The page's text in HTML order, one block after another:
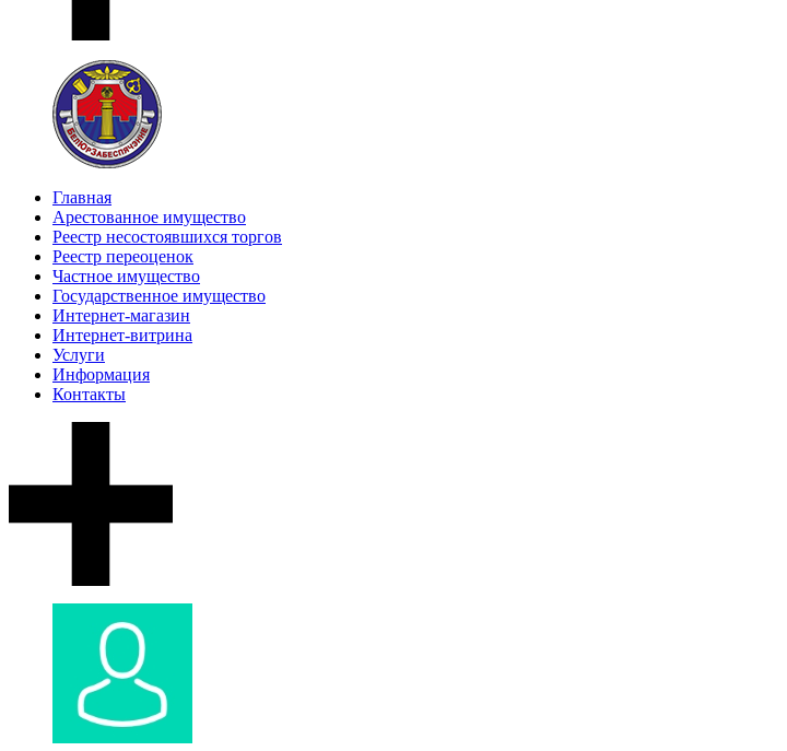
Главная
Арестованное имущество
Реестр несостоявшихся торгов
Реестр переоценок
Частное имущество
Государственное имущество
Интернет-магазин
Интернет-витрина
Услуги
Информация
Контакты